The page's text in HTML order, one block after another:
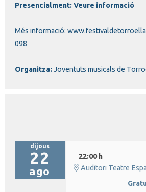
Presencialment:Veure informació
Més informació:
098
Organitza:Joventuts musicals de
dijous
22
ago
22:00 h
Auditori Teatre